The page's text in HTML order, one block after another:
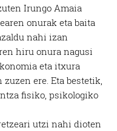
Irungo Amaia
onurak eta baita
nahi izan
hiru onura nagusi
eta itxura
ere. Eta bestetik,
fisiko, psikologiko
utzi nahi dioten